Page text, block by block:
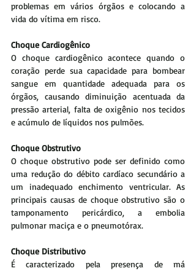
problemas em vários órgãos e colocando a
vida do vítima em risco.
Choque Cardiogênico
O choque cardiogênico acontece quando o
coração perde sua capacidade para bombear
sangue em quantidade adequada para os
órgãos, causando diminuição acentuada da
pressão arterial, falta de oxigênio nos tecidos
e acúmulo de líquidos nos pulmões.
Choque Obstrutivo
O choque obstrutivo pode ser definido como
uma redução do débito cardíaco secundário a
um inadequado enchimento ventricular. As
principais causas de choque obstrutivo são o
tamponamento pericárdico, a embolia
pulmonar maciça e o pneumotórax.
Choque Distributivo
É caracterizado pela presença de má